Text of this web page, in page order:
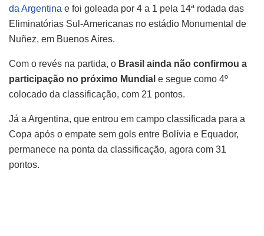
da Argentina e foi goleada por 4 a 1 pela 14ª rodada das
Eliminatórias Sul-Americanas no estádio Monumental de
Nuñez, em Buenos Aires.
Com o revés na partida, o Brasil ainda não confirmou a
participação no próximo Mundial e segue como 4º
colocado da classificação, com 21 pontos.
Já a Argentina, que entrou em campo classificada para a
Copa após o empate sem gols entre Bolívia e Equador,
permanece na ponta da classificação, agora com 31
pontos.